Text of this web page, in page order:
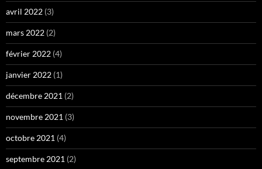
avril 2022 (3)
mars 2022 (2)
février 2022 (4)
janvier 2022 (1)
décembre 2021 (2)
novembre 2021 (3)
octobre 2021 (4)
septembre 2021 (2)